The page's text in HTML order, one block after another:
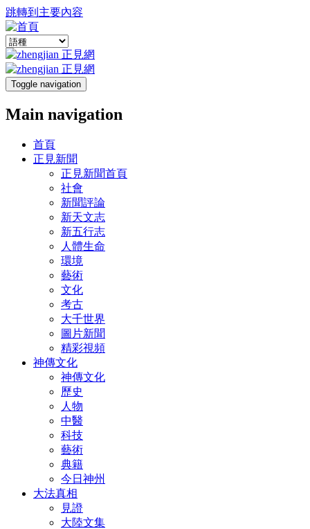
跳轉到主要內容
Toggle navigation
Main navigation
首頁
正見新聞
正見新聞首頁
社會
新聞評論
新天文志
新五行志
人體生命
環境
藝術
文化
考古
大千世界
圖片新聞
精彩視頻
神傳文化
神傳文化
歷史
人物
中醫
科技
藝術
典籍
今日神州
大法真相
見證
大陸文集